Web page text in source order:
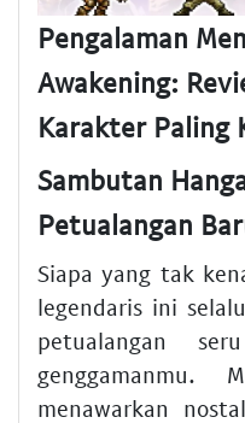
Pengalaman
Awakening:
Karakter Paling
Sambutan
Petualangan
Siapa yang tak
legendaris ini
petualangan
genggamanmu.
menawarkan